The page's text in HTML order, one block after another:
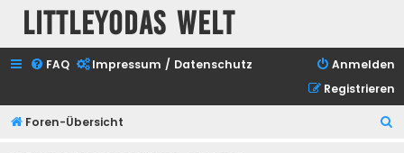
Littleyodas Welt
FAQ Impressum / Datenschutz
Anmelden
Registrieren
Foren-Übersicht